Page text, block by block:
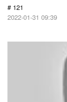
# 121
2022-01-31 09:39